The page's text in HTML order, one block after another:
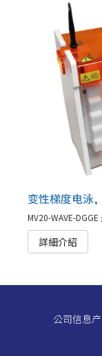
变性梯度电泳,
MV20-WAVE-
詳細介紹
公司信息